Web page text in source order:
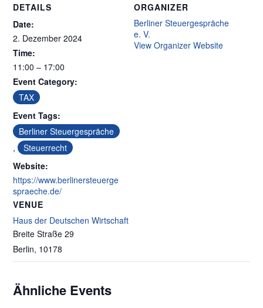
DETAILS
Date:
2. Dezember 2024
Time:
11:00 – 17:00
Event Category:
TAX
Event Tags:
Berliner Steuergespräche
, Steuerrecht
Website:
https://www.berlinersteuerge
spraeche.de/
VENUE
Haus der Deutschen Wirtschaft
Breite Straße 29
Berlin, 10178
ORGANIZER
Berliner Steuergespräche
e. V.
View Organizer Website
Ähnliche Events